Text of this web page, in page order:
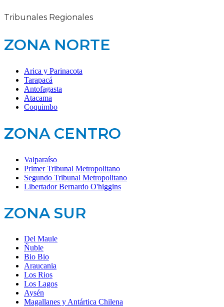
Tribunales Regionales
ZONA NORTE
Arica y Parinacota
Tarapacá
Antofagasta
Atacama
Coquimbo
ZONA CENTRO
Valparaíso
Primer Tribunal Metropolitano
Segundo Tribunal Metropolitano
Libertador Bernardo O'higgins
ZONA SUR
Del Maule
Ñuble
Bio Bio
Araucania
Los Rios
Los Lagos
Aysén
Magallanes y Antártica Chilena